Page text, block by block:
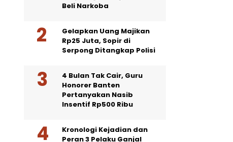
Beli Narkoba
Gelapkan Uang Majikan
Rp25 Juta, Sopir di
Serpong Ditangkap Polisi
4 Bulan Tak Cair, Guru
Honorer Banten
Pertanyakan Nasib
Insentif Rp500 Ribu
Kronologi Kejadian dan
Peran 3 Pelaku Ganjal